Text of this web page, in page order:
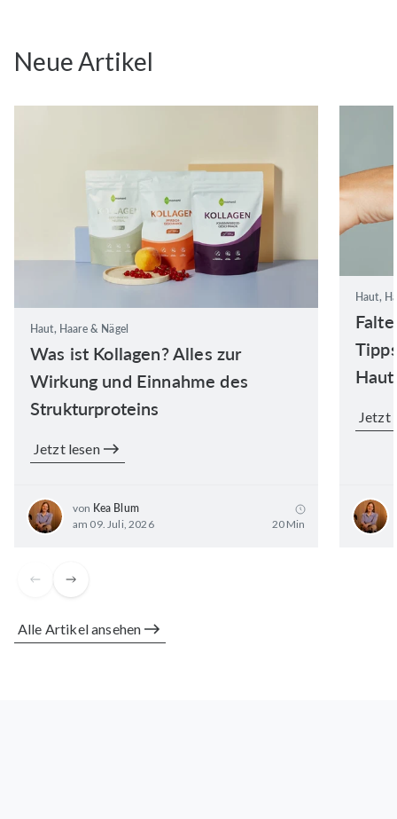
Neue Artikel
Haut, Haare & Nägel
Was ist Kollagen? Alles zur
Wirkung und Einnahme des
Strukturproteins
Jetzt lesen
von Kea Blum
am 09. Juli, 2026
20 Min
Haut,
Jetzt
Alle Artikel ansehen